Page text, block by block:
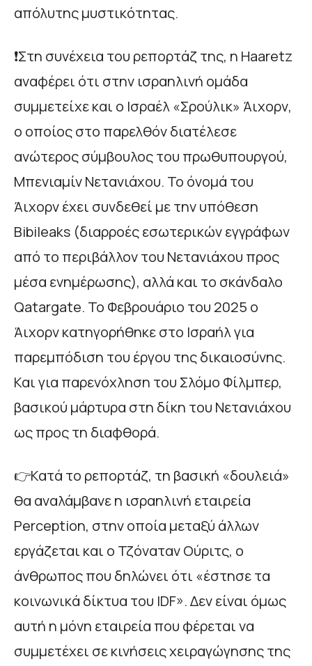
απόλυτης μυστικότητας.
❗Στη συνέχεια του ρεπορτάζ της, η Haaretz
αναφέρει ότι στην ισραηλινή ομάδα
συμμετείχε και ο Ισραέλ «Σρούλικ» Άιχορν,
ο οποίος στο παρελθόν διατέλεσε
ανώτερος σύμβουλος του πρωθυπουργού,
Μπενιαμίν Νετανιάχου. Το όνομά του
Άιχορν έχει συνδεθεί με την υπόθεση
Bibileaks (διαρροές εσωτερικών εγγράφων
από το περιβάλλον του Νετανιάχου προς
μέσα ενημέρωσης), αλλά και το σκάνδαλο
Qatargate. Το Φεβρουάριο του 2025 ο
Άιχορν κατηγορήθηκε στο Ισραήλ για
παρεμπόδιση του έργου της δικαιοσύνης.
Και για παρενόχληση του Σλόμο Φίλμπερ,
βασικού μάρτυρα στη δίκη του Νετανιάχου
ως προς τη διαφθορά.
👉Κατά το ρεπορτάζ, τη βασική «δουλειά»
θα αναλάμβανε η ισραηλινή εταιρεία
Perception, στην οποία μεταξύ άλλων
εργάζεται και ο Τζόναταν Ούριτς, ο
άνθρωπος που δηλώνει ότι «έστησε τα
κοινωνικά δίκτυα του IDF». Δεν είναι όμως
αυτή η μόνη εταιρεία που φέρεται να
συμμετέχει σε κινήσεις χειραγώγησης της